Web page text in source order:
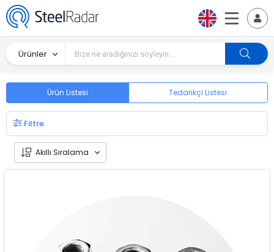
Ürünler
Ürün Listesi Tedarikçi Listesi
Filtre
Akıllı Sıralama